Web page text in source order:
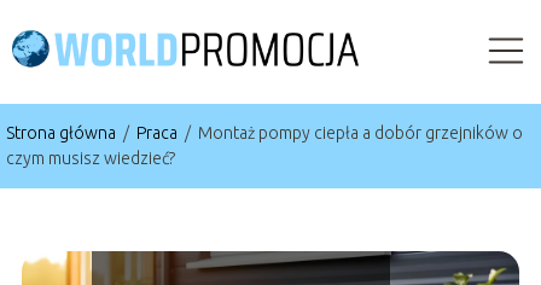
Strona główna / Praca / Montaż pompy ciepła a dobór grzejników o
czym musisz wiedzieć?